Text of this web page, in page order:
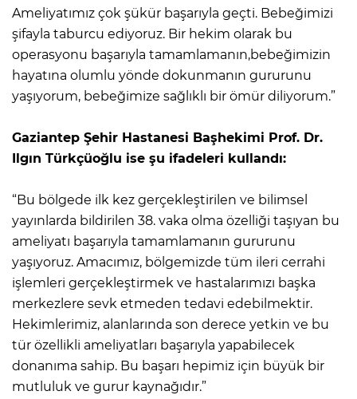
Ameliyatımız çok şükür başarıyla geçti. Bebeğimizi
şifayla taburcu ediyoruz. Bir hekim olarak bu
operasyonu başarıyla tamamlamanın,bebeğimizin
hayatına olumlu yönde dokunmanın gururunu
yaşıyorum, bebeğimize sağlıklı bir ömür diliyorum.”
Gaziantep Şehir Hastanesi Başhekimi Prof. Dr.
Ilgın Türkçüoğlu ise şu ifadeleri kullandı:
“Bu bölgede ilk kez gerçekleştirilen ve bilimsel
yayınlarda bildirilen 38. vaka olma özelliği taşıyan bu
ameliyatı başarıyla tamamlamanın gururunu
yaşıyoruz. Amacımız, bölgemizde tüm ileri cerrahi
işlemleri gerçekleştirmek ve hastalarımızı başka
merkezlere sevk etmeden tedavi edebilmektir.
Hekimlerimiz, alanlarında son derece yetkin ve bu
tür özellikli ameliyatları başarıyla yapabilecek
donanıma sahip. Bu başarı hepimiz için büyük bir
mutluluk ve gurur kaynağıdır.”